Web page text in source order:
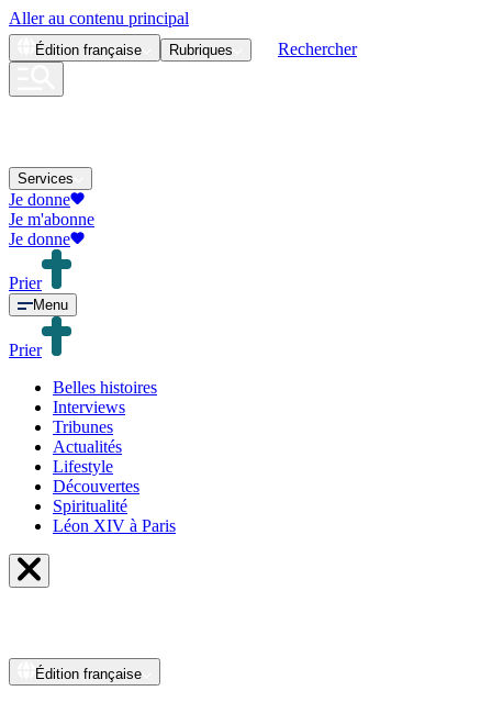
Aller au contenu principal
Édition française Rubriques Rechercher
Services
Je donne
Je m'abonne
Je donne
Prier
Menu
Prier
Belles histoires
Interviews
Tribunes
Actualités
Lifestyle
Découvertes
Spiritualité
Léon XIV à Paris
Édition française